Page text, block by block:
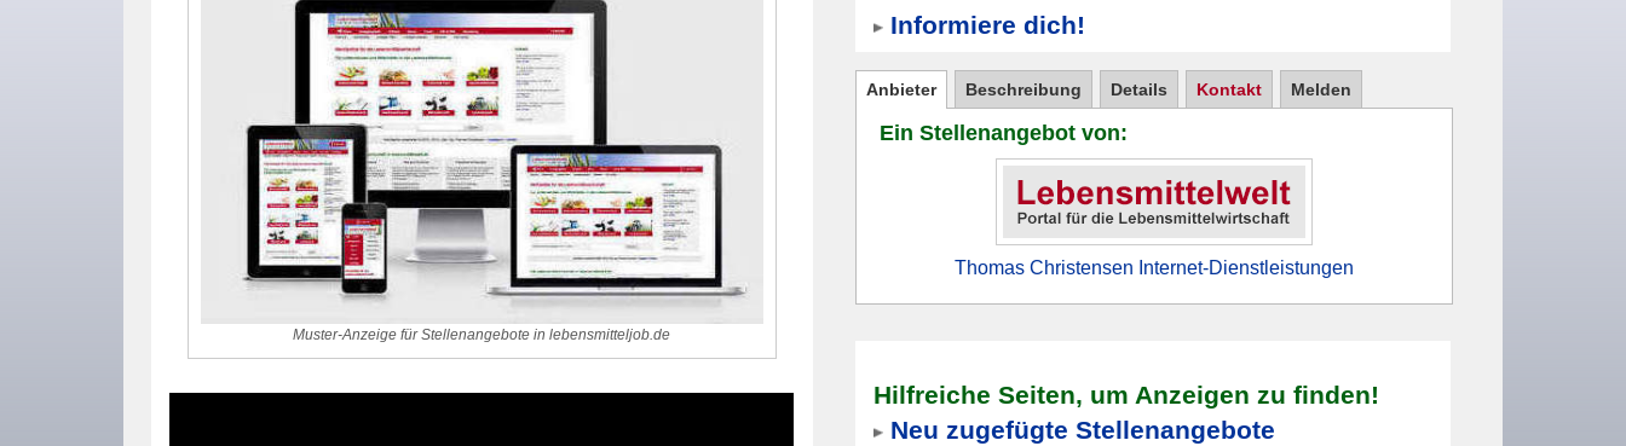
Muster-Anzeige für Stellenangebote in lebensmitteljob.de
Informiere dich!
Anbieter Beschreibung Details Kontakt Melden
Ein Stellenangebot von:
Thomas Christensen Internet-Dienstleistungen
Hilfreiche Seiten, um Anzeigen zu finden!
Neu zugefügte Stellenangebote